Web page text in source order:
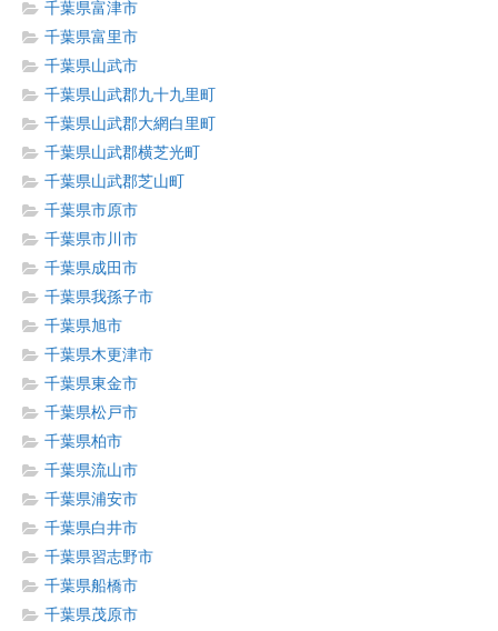
千葉県富津市
千葉県富里市
千葉県山武市
千葉県山武郡九十九里町
千葉県山武郡大網白里町
千葉県山武郡横芝光町
千葉県山武郡芝山町
千葉県市原市
千葉県市川市
千葉県成田市
千葉県我孫子市
千葉県旭市
千葉県木更津市
千葉県東金市
千葉県松戸市
千葉県柏市
千葉県流山市
千葉県浦安市
千葉県白井市
千葉県習志野市
千葉県船橋市
千葉県茂原市